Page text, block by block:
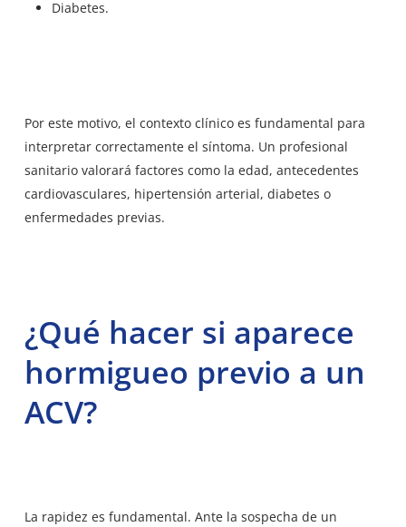
Diabetes.
Por este motivo, el contexto clínico es fundamental para
interpretar correctamente el síntoma. Un profesional
sanitario valorará factores como la edad, antecedentes
cardiovasculares, hipertensión arterial, diabetes o
enfermedades previas.
¿Qué hacer si aparece
hormigueo previo a un
ACV?
La rapidez es fundamental. Ante la sospecha de un